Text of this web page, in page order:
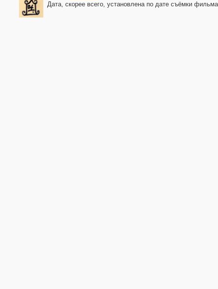
Дата, скорее всего, установлена по дате съёмки